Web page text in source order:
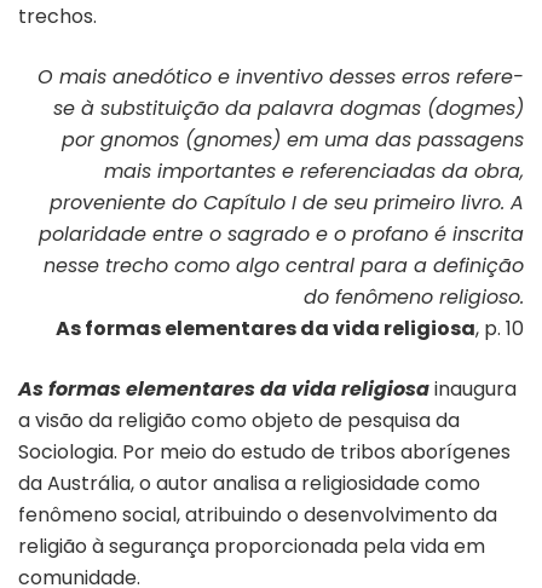
trechos.
O mais anedótico e inventivo desses erros refere-
se à substituição da palavra dogmas (dogmes)
por gnomos (gnomes) em uma das passagens
mais importantes e referenciadas da obra,
proveniente do Capítulo I de seu primeiro livro. A
polaridade entre o sagrado e o profano é inscrita
nesse trecho como algo central para a definição
do fenômeno religioso.
As formas elementares da vida religiosa, p. 10
As formas elementares da vida religiosainaugura
a visão da religião como objeto de pesquisa da
Sociologia. Por meio do estudo de tribos aborígenes
da Austrália, o autor analisa a religiosidade como
fenômeno social, atribuindo o desenvolvimento da
religião à segurança proporcionada pela vida em
comunidade.